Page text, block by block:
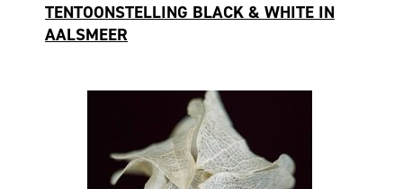
TENTOONSTELLING BLACK & WHITE IN
AALSMEER